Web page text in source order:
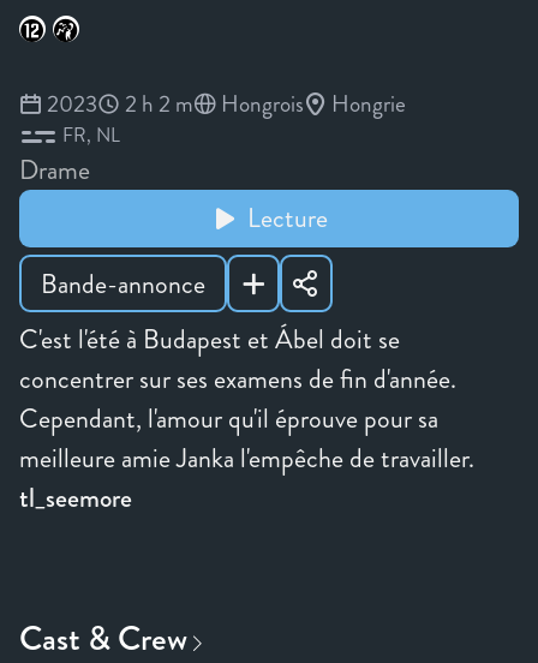
C'est l'été à Budapest et Ábel doit se
concentrer sur ses examens de fin d'année.
Cependant, l'amour qu'il éprouve pour sa
meilleure amie Janka l'empêche de travailler.
tl_seemore
2023 2 h 2 m Hongrois Hongrie
FR NL
Drame
Lecture
Bande-annonce